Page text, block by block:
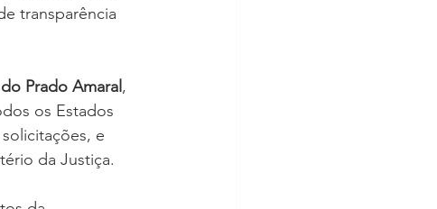
transparência
Prado Amaral ,
os Estados
e
da Justiça.